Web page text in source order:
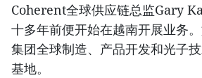
Coherent全球供应链总监Gary
十多年前便开始在越南开展业务
集团全球制造、产品开发和光子
基地。